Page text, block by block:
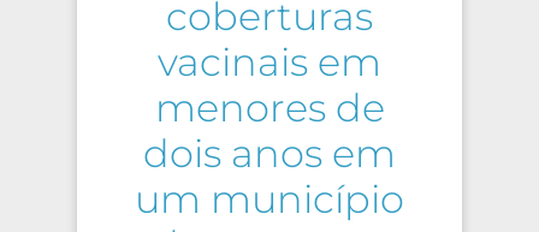
coberturas
vacinais em
menores de
dois anos em
um município